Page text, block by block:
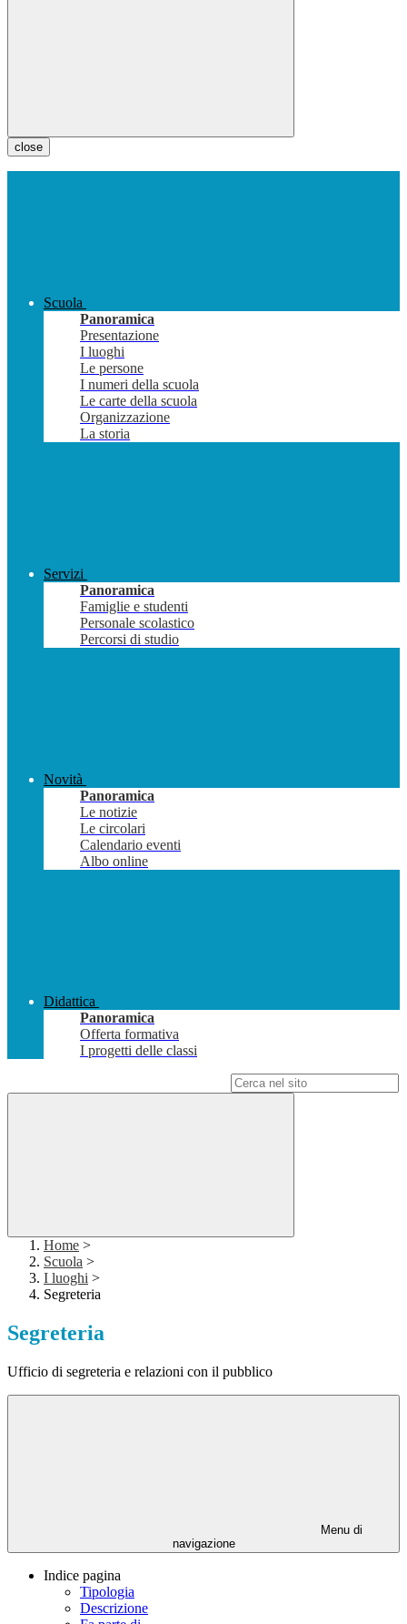
close
Scuola
Panoramica
Presentazione
I luoghi
Le persone
I numeri della scuola
Le carte della scuola
Organizzazione
La storia
Servizi
Panoramica
Famiglie e studenti
Personale scolastico
Percorsi di studio
Novità
Panoramica
Le notizie
Le circolari
Calendario eventi
Albo online
Didattica
Panoramica
Offerta formativa
I progetti delle classi
Home >
Scuola >
I luoghi >
Segreteria
Segreteria
Ufficio di segreteria e relazioni con il pubblico
Menu di
navigazione
Indice pagina
Tipologia
Descrizione